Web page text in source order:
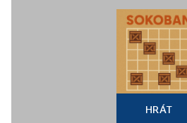
HRÁT